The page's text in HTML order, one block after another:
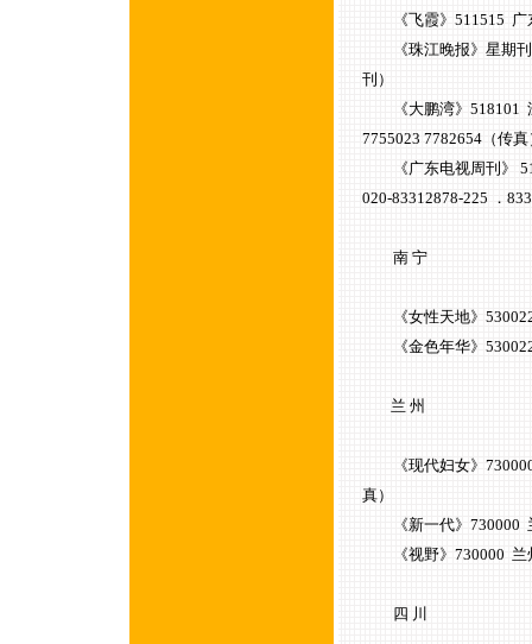
《飞霞》511515 广
《珠江晚报》星期刊
刊）
《大鹏湾》518101
7755023 7782654（传
《广东电视周刊》
020-83312878-225 ．
南 宁
《女性天地》530022
《金色年华》530022
兰 州
《现代妇女》730000
真）
《新一代》730000
《视野》730000 兰
四 川